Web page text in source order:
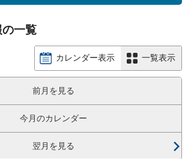
一覧
カレンダー表示 一覧表示
前月を見る
今月のカレンダー
翌月を見る